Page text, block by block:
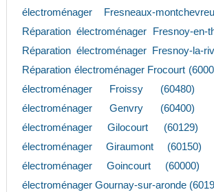
électroménager Fresneaux-
Réparation électroménager Fresnoy-en-
Réparation électroménager Fresnoy-la-
Réparation électroménager Frocourt
électroménager Froissy (60480)
électroménager Genvry (60400)
électroménager Gilocourt (60129)
électroménager Giraumont (60150)
électroménager Goincourt (60000)
électroménager Gournay-sur-aronde